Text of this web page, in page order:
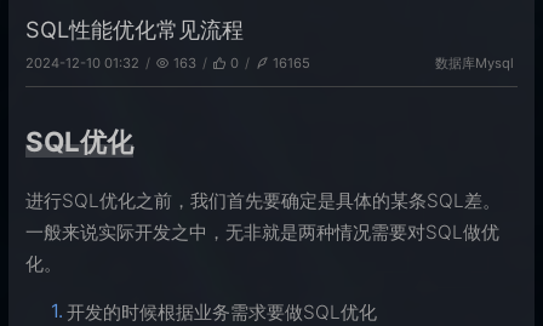
SQL性能优化常见流程
2024-12-10 01:32 163 0 16165 数据库Mysql
SQL优化
进行SQL优化之前，我们首先要确定是具体的某条SQL差。
一般来说实际开发之中，无非就是两种情况需要对SQL做优
化。
开发的时候根据业务需求要做SQL优化